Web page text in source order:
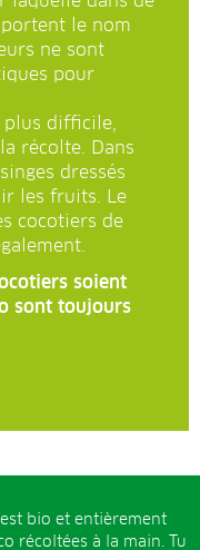
le nom
ne sont
pour
plus difficile,
récolte. Dans
dressés
les fruits. Le
cocotiers de
soient
sont toujours
bio et entièrement
récoltées à la main. Tu